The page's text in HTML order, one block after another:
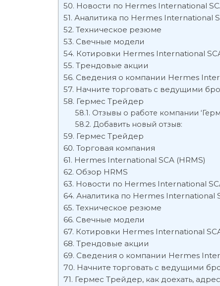
Новости по Hermes International
Аналитика по Hermes International
Техническое резюме
Свечные модели
Котировки Hermes International
Трендовые акции
Сведения о компании Hermes
Начните торговать с ведущими
Гермес Трейдер
Отзывы о работе компании
Добавить новый отзыв:
Гермес Трейдер
Торговая компания
Hermes International SCA (HRMS)
Обзор HRMS
Новости по Hermes International
Аналитика по Hermes International
Техническое резюме
Свечные модели
Котировки Hermes International
Трендовые акции
Сведения о компании Hermes
Начните торговать с ведущими
Гермес Трейдер, как доехать,